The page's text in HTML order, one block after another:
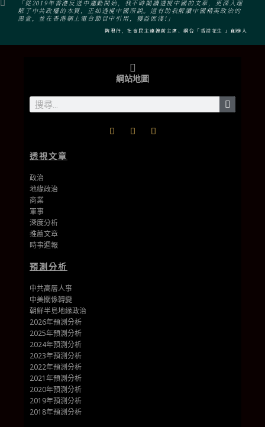
「從2019年香港反送中運動開始，我不時閱讀透視中國的文章，更深入理
解了中共政權的本質，正如透視中國所說。這有助我解讀中國精英政治的
黑盒，並在香港網上電台節目中引用，獲益匪淺!」
陶君行，社會民主連線前主席、網台「香港花生 」創辦人
綱站地圖
透視文章
政治
地緣政治
商業
軍事
深度分析
推薦文章
時事週報
預測分析
中共高層人事
中美關係轉變
朝鮮半島地緣政治
2026年預測分析
2025年預測分析
2024年預測分析
2023年預測分析
2022年預測分析
2021年預測分析
2020年預測分析
2019年預測分析
2018年預測分析